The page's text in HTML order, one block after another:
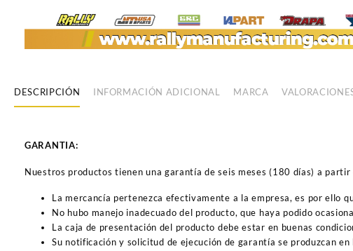
DESCRIPCIÓN INFORMACIÓN ADICIONAL MARCA
GARANTIA:
Nuestros productos tienen una garantía de seis meses (180 días) a
La mercancía pertenezca efectivamente a la empresa, es por ello
No hubo manejo inadecuado del producto, que haya podido
La caja de presentación del producto debe estar en buenas
Su notificación y solicitud de ejecución de garantía se produzcan